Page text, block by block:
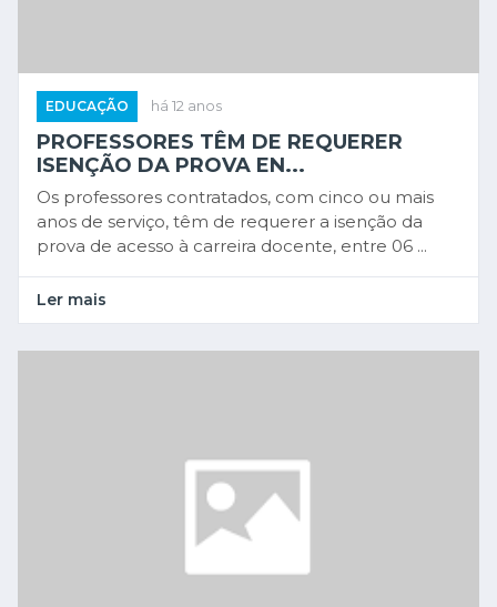
EDUCAÇÃO há 12 anos
PROFESSORES TÊM DE REQUERER
ISENÇÃO DA PROVA EN...
Os professores contratados, com cinco ou mais
anos de serviço, têm de requerer a isenção da
prova de acesso à carreira docente, entre 06 ...
Ler mais